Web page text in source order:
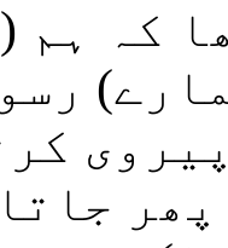
کہ ہم